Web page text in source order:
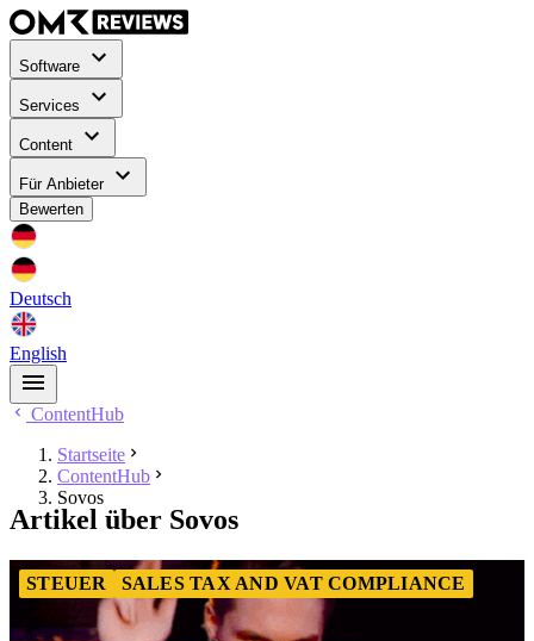
Software
Services
Content
Für Anbieter
Bewerten
Deutsch
English
ContentHub
Startseite
ContentHub
Sovos
Artikel über Sovos
STEUER SALES TAX AND VAT COMPLIANCE